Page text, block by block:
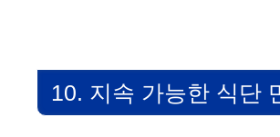
10. 지속 가능한 식단